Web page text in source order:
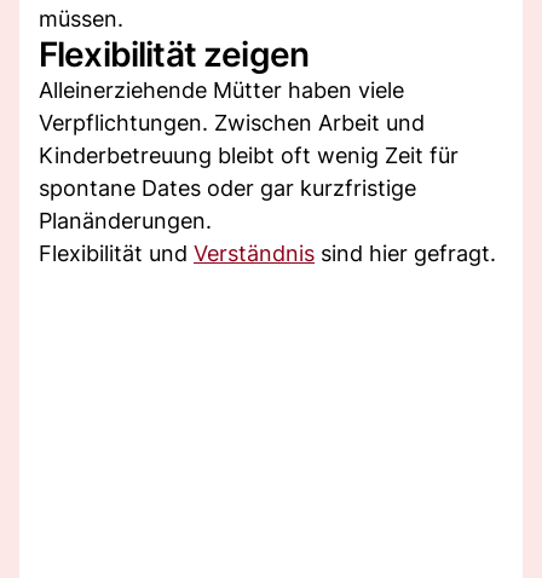
müssen.
Flexibilität zeigen
Alleinerziehende Mütter haben viele
Verpflichtungen. Zwischen Arbeit und
Kinderbetreuung bleibt oft wenig Zeit für
spontane Dates oder gar kurzfristige
Planänderungen.
Flexibilität und Verständnis sind hier gefragt.